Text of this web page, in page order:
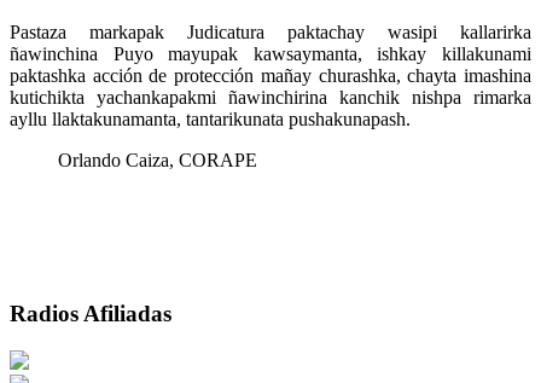
Pastaza markapak Judicatura paktachay wasipi kallarirka
ñawinchina Puyo mayupak kawsaymanta, ishkay killakunami
paktashka acción de protección mañay churashka, chayta imashina
kutichikta yachankapakmi ñawinchirina kanchik nishpa rimarka
ayllu llaktakunamanta, tantarikunata pushakunapash.
Orlando Caiza, CORAPE
Radios Afiliadas